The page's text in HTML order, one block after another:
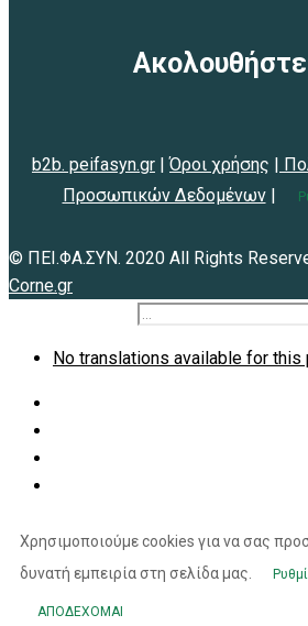
b2b. peifasyn.gr |Όροι χρήσης
Προσωπικών Δεδομένων|
© ΠΕΙ.ΦΑ.ΣΥΝ. 2020 All Rights
Corne.gr
No translations available for this
Χρησιμοποιούμε cookies για να σας
δυνατή εμπειρία στη σελίδα μας.
ΑΠΟΔΕΧΟΜΑΙ